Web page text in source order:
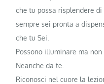
che tu possa risplendere
sempre sei pronta a
che tu Sei.
Possono illuminare ma non
Neanche da te.
Riconosci nel cuore la